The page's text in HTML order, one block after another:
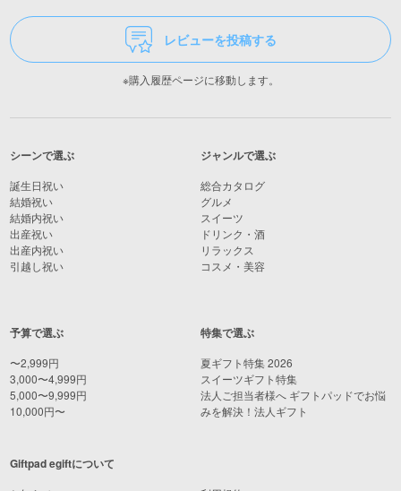
レビューを投稿する
※購入履歴ページに移動します。
シーンで選ぶ
誕生日祝い
結婚祝い
結婚内祝い
出産祝い
出産内祝い
引越し祝い
予算で選ぶ
〜2,999円
3,000〜4,999円
5,000〜9,999円
10,000円〜
ジャンルで選ぶ
総合カタログ
グルメ
スイーツ
ドリンク・酒
リラックス
コスメ・美容
特集で選ぶ
夏ギフト特集 2026
スイーツギフト特集
法人ご担当者様へ ギフトパッドでお悩
みを解決！法人ギフト
Giftpad egiftについて